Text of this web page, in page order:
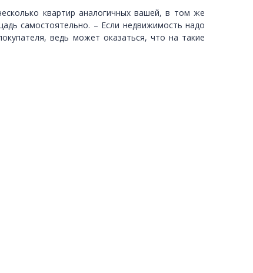
квартир аналогичных вашей, в том же
самостоятельно. – Если недвижимость надо
ведь может оказаться, что на такие